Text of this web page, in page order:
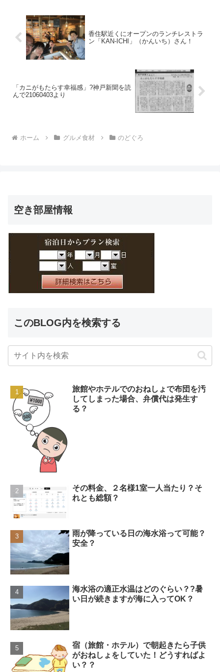
香住駅近くにオープンのランチレストラ
ン「KAN-ICHI」（かんいち）さん！
「カニがもたらす幸福感」?神戸新聞を読
んで21060403より
ホーム グルメ食材 のどぐろ
空き部屋情報
このBLOG内を検索する
旅館やホテルでのおねしょで布団を汚
してしまった場合、弁償代は発生す
る？
その料金、２名様1室一人当たり？そ
れとも総額？
雨が降っている日の海水浴って可能？
安全？
海水浴の適正水温はどのぐらい？?暑
い日が続きますが海に入ってOK？
宿（旅館・ホテル）で朝起きたら子供
がおねしょをしていた！どうすればよ
い？？